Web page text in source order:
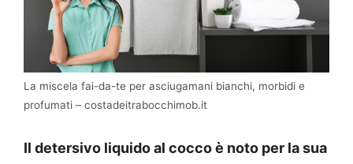
La miscela fai-da-te per asciugamani bianchi, morbidi e
profumati – costadeitrabocchimob.it
Il detersivo liquido al cocco è noto per la sua